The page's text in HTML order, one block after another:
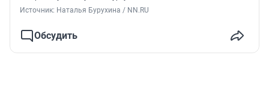
Источник: Наталья Бурухина / NN.RU
Обсудить